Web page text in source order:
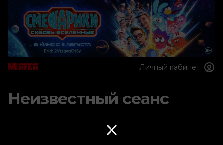
Личный кабинет
Неизвестный сеанс